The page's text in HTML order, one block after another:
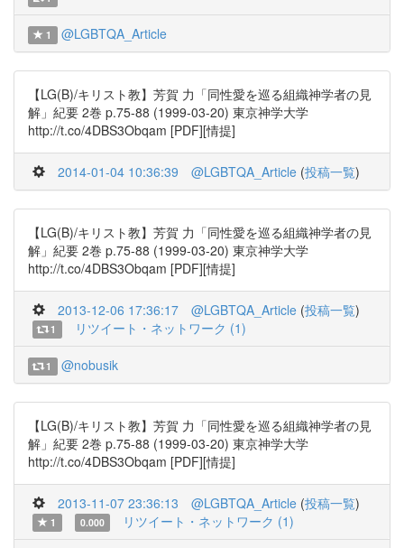
1 @LGBTQA_Article
【LG(B)/キリスト教】芳賀 力「同性愛を巡る組織神学者の見
解」紀要 2巻 p.75-88 (1999-03-20) 東京神学大学
http://t.co/4DBS3Obqam [PDF][情提]
2014-01-04 10:36:39 @LGBTQA_Article (投稿一覧)
【LG(B)/キリスト教】芳賀 力「同性愛を巡る組織神学者の見
解」紀要 2巻 p.75-88 (1999-03-20) 東京神学大学
http://t.co/4DBS3Obqam [PDF][情提]
2013-12-06 17:36:17 @LGBTQA_Article (投稿一覧)
1 リツイート・ネットワーク (1)
1 @nobusik
【LG(B)/キリスト教】芳賀 力「同性愛を巡る組織神学者の見
解」紀要 2巻 p.75-88 (1999-03-20) 東京神学大学
http://t.co/4DBS3Obqam [PDF][情提]
2013-11-07 23:36:13 @LGBTQA_Article (投稿一覧)
1 0.000 リツイート・ネットワーク (1)